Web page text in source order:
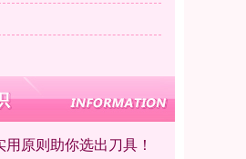
原则助你选出刀具！